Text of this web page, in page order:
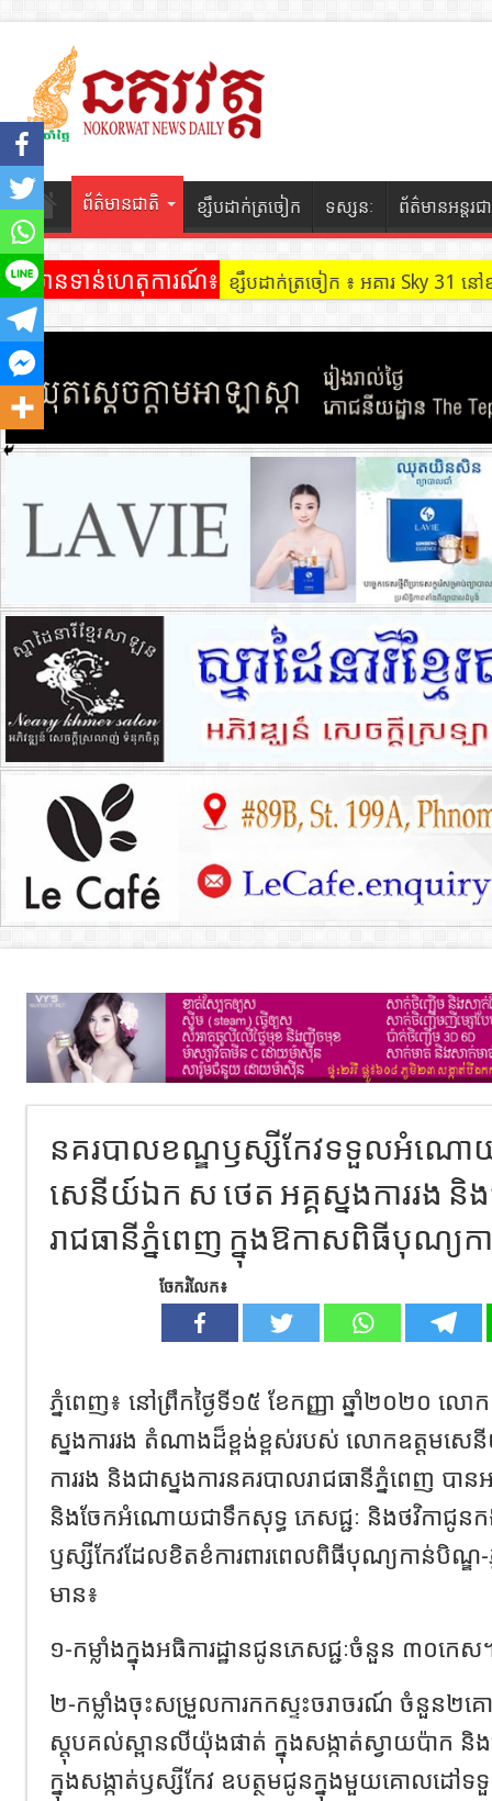
ព័ត៌មានជាតិ ខ្សឹបដាក់ត្រចៀក ទស្សនៈ ព័ត៌មានអន្តរជ
ព័ត៌មានទាន់ហេតុការណ៍៖ ខ្សឹបដាក់ត្រចៀក ៖ ដល់ករ ! ឈ្មួញដឹក
នគរបាលខណ្ឌឫស្សីកែវទទួលអំណោ
សេនីយ៍ឯក ស ថេត អគ្គស្នងការរង និ
រាជធានីភ្នំពេញ ក្នុងឱកាសពិធីបុណ្យក
ចែករំលែក៖
ភ្នំពេញ៖ នៅព្រឹកថ្ងៃទី១៥ ខែកញ្ញា ឆ្នាំ២០២០ លោ
ស្នងការរង តំណាងដ៏ខ្ពង់ខ្ពស់របស់ លោកឧត្តមសេ
ការរង និងជាស្នងការនគរបាលរាជធានីភ្នំពេញ ប
និងចែកអំណោយជាទឹកសុទ្ធ ភេសជ្ជៈ និងថវិកាជូនក
ឫស្សីកែវដែលខិតខំការពារពេលពិធីបុណ្យកាន់បិណ្ឌ-
មាន៖
១-កម្លាំងក្នុងអធិការដ្ឋានជូនភេសជ្ជៈចំនួន ៣០កេស
២-កម្លាំងចុះសម្រួលការកកស្ទះចរាចរណ៍ ចំនួន២
ស្តុបគល់ស្ពានលីយ៉ុងផាត់ ក្នុងសង្កាត់ស្វាយប៉ាក
ក្នុងសង្កាត់ឫស្សីកែវ ឧបត្ថមជូនក្នុងមួយគោលដៅទ